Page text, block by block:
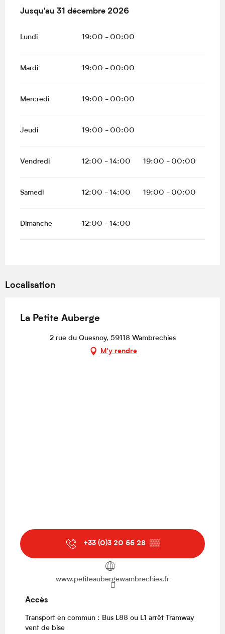
Du2 janvier 2026au31 décembre 2026
Jusqu'au 31 décembre 2026
Lundi 19:00 - 00:00
Mardi 19:00 - 00:00
Mercredi 19:00 - 00:00
Jeudi 19:00 - 00:00
Vendredi 12:00 - 14:00 19:00 - 00:00
Samedi 12:00 - 14:00 19:00 - 00:00
Dimanche 12:00 - 14:00
Localisation
La Petite Auberge
2 rue du Quesnoy, 59118 Wambrechies
M'y rendre
+33 (0)3 20 55 28 ▒▒
www.petiteaubergewambrechies.fr
Accès
Accès
Transport en commun : Bus L88 ou L1 arrêt Tramway
vent de bise